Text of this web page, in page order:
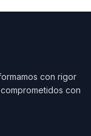
con rigor
con